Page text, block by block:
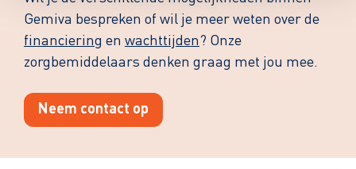
Gemiva bespreken of wil je meer weten over de
financiering en wachttijden ? Onze
zorgbemiddelaars denken graag met jou mee.
Neem contact op